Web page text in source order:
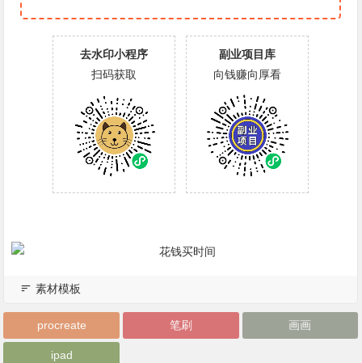
去水印小程序
扫码获取
副业项目库
向钱赚向厚看
素材模板
procreate 笔刷 画画
ipad